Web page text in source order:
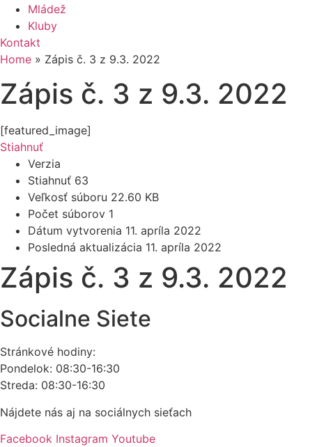
Mládež
Kluby
Kontakt
Home » Zápis č. 3 z 9.3. 2022
Zápis č. 3 z 9.3. 2022
[featured_image]
Stiahnuť
Verzia
Stiahnuť 63
Veľkosť súboru 22.60 KB
Počet súborov 1
Dátum vytvorenia 11. apríla 2022
Posledná aktualizácia 11. apríla 2022
Zápis č. 3 z 9.3. 2022
Socialne Siete
Stránkové hodiny:
Pondelok: 08:30-16:30
Streda: 08:30-16:30
Nájdete nás aj na sociálnych sieťach
Facebook Instagram Youtube